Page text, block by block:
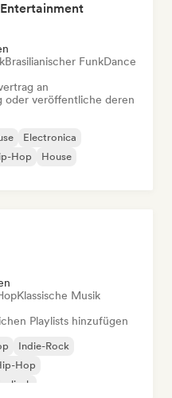
Brasilianischer FunkDance
an
oder veröffentliche deren
Electronica
Hop
House
Klassische Musik
Playlists hinzufügen
Indie-Rock
Hop